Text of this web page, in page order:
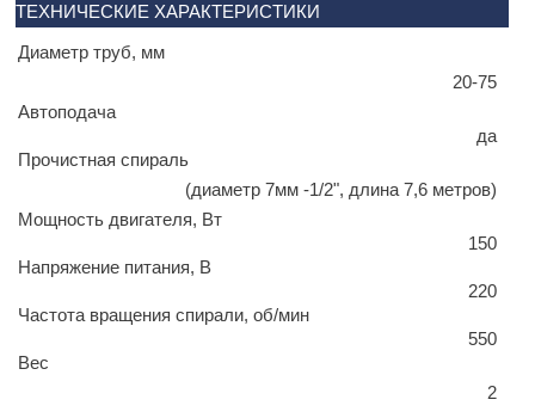
ТЕХНИЧЕСКИЕ ХАРАКТЕРИСТИКИ
Диаметр труб, мм
20-75
Автоподача
да
Прочистная спираль
(диаметр 7мм -1/2", длина 7,6 метров)
Мощность двигателя, Вт
150
Напряжение питания, В
220
Частота вращения спирали, об/мин
550
Вес
2